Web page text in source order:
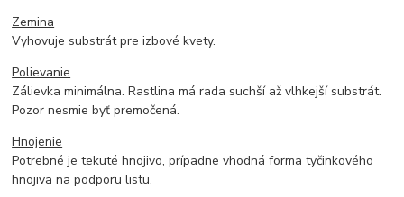
Zemina
Vyhovuje substrát pre izbové kvety.
Polievanie
Zálievka minimálna. Rastlina má rada suchší až vlhkejší substrát.
Pozor nesmie byť premočená.
Hnojenie
Potrebné je tekuté hnojivo, prípadne vhodná forma tyčinkového
hnojiva na podporu listu.